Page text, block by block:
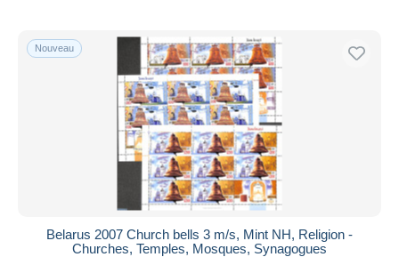
Nouveau
Belarus 2007 Church bells 3 m/s, Mint NH, Religion -
Churches, Temples, Mosques, Synagogues